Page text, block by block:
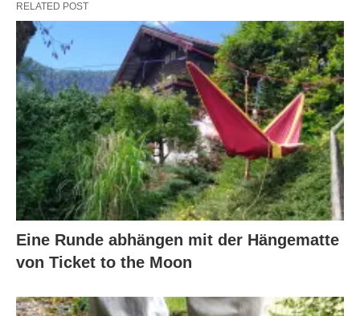
RELATED POST
Eine Runde abhängen mit der Hängematte
von Ticket to the Moon